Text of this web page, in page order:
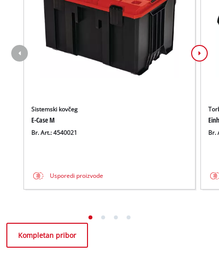
Sistemski kovčeg
E-Case M
Br. Art.: 4540021
Usporedi proizvode
Br.
Kompletan pribor